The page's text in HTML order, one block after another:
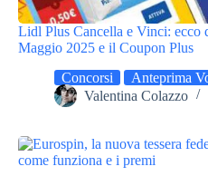
Lidl Plus Cancella e Vinci: ecco
Maggio 2025 e il Coupon Plus
Concorsi
Anteprima
Valentina Colazzo